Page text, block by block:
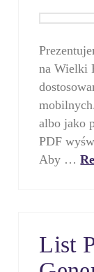
na Wielki
albo jako
PDF
Aby …
List